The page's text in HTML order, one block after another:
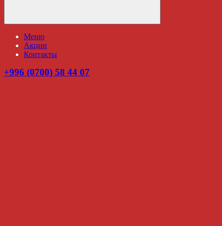
Меню
Акции
Контакты
+996 (0700) 58 44 07